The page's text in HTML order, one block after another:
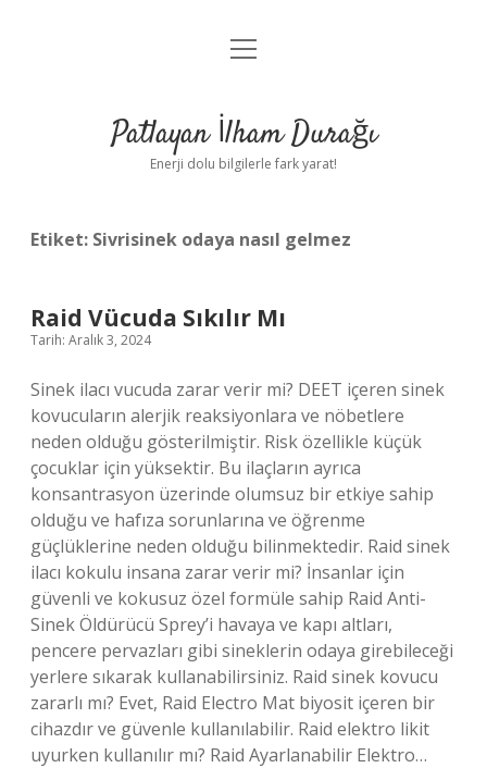
Anasayfa
Yasal Uyarı
menüyü
Patlayan İlham Durağı
Enerji dolu bilgilerle fark yarat!
Etiket: Sivrisinek odaya nasıl gelmez
Raid Vücuda Sıkılır Mı
Tarih: Aralık 3, 2024
Sinek ilacı vucuda zarar verir mi? DEET içeren sinek
kovucuların alerjik reaksiyonlara ve nöbetlere
neden olduğu gösterilmiştir. Risk özellikle küçük
çocuklar için yüksektir. Bu ilaçların ayrıca
konsantrasyon üzerinde olumsuz bir etkiye sahip
olduğu ve hafıza sorunlarına ve öğrenme
güçlüklerine neden olduğu bilinmektedir. Raid sinek
ilacı kokulu insana zarar verir mi? İnsanlar için
güvenli ve kokusuz özel formüle sahip Raid Anti-
Sinek Öldürücü Sprey’i havaya ve kapı altları,
pencere pervazları gibi sineklerin odaya girebileceği
yerlere sıkarak kullanabilirsiniz. Raid sinek kovucu
zararlı mı? Evet, Raid Electro Mat biyosit içeren bir
cihazdır ve güvenle kullanılabilir. Raid elektro likit
uyurken kullanılır mı? Raid Ayarlanabilir Elektro…